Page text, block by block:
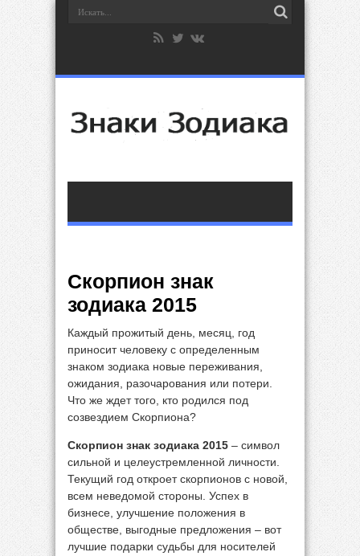
Скорпион знак
зодиака 2015
Каждый прожитый день, месяц, год
приносит человеку с определенным
знаком зодиака новые переживания,
ожидания, разочарования или потери.
Что же ждет того, кто родился под
созвездием Скорпиона?
Скорпион знак зодиака 2015 – символ
сильной и целеустремленной личности.
Текущий год откроет скорпионов с новой,
всем неведомой стороны. Успех в
бизнесе, улучшение положения в
обществе, выгодные предложения – вот
лучшие подарки судьбы для носителей